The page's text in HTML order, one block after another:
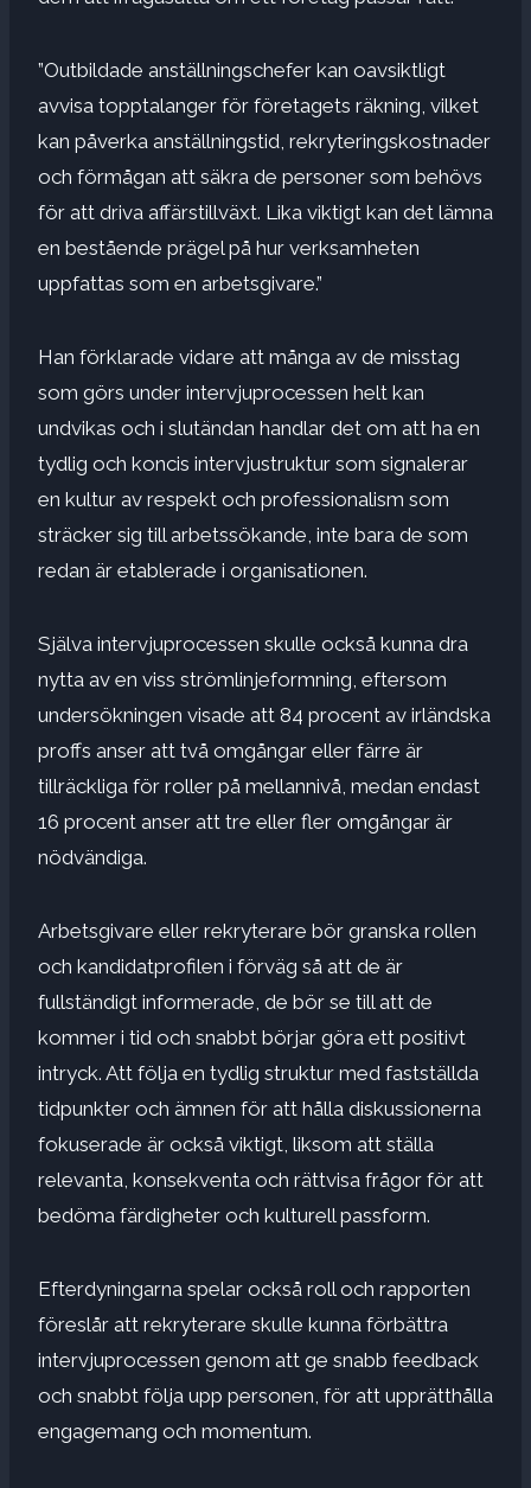
”Outbildade anställningschefer kan oavsiktligt
avvisa topptalanger för företagets räkning, vilket
kan påverka anställningstid, rekryteringskostnader
och förmågan att säkra de personer som behövs
för att driva affärstillväxt. Lika viktigt kan det lämna
en bestående prägel på hur verksamheten
uppfattas som en arbetsgivare.”
Han förklarade vidare att många av de misstag
som görs under intervjuprocessen helt kan
undvikas och i slutändan handlar det om att ha en
tydlig och koncis intervjustruktur som signalerar
en kultur av respekt och professionalism som
sträcker sig till arbetssökande, inte bara de som
redan är etablerade i organisationen.
Själva intervjuprocessen skulle också kunna dra
nytta av en viss strömlinjeformning, eftersom
undersökningen visade att 84 procent av irländska
proffs anser att två omgångar eller färre är
tillräckliga för roller på mellannivå, medan endast
16 procent anser att tre eller fler omgångar är
nödvändiga.
Arbetsgivare eller rekryterare bör granska rollen
och kandidatprofilen i förväg så att de är
fullständigt informerade, de bör se till att de
kommer i tid och snabbt börjar göra ett positivt
intryck. Att följa en tydlig struktur med fastställda
tidpunkter och ämnen för att hålla diskussionerna
fokuserade är också viktigt, liksom att ställa
relevanta, konsekventa och rättvisa frågor för att
bedöma färdigheter och kulturell passform.
Efterdyningarna spelar också roll och rapporten
föreslår att rekryterare skulle kunna förbättra
intervjuprocessen genom att ge snabb feedback
och snabbt följa upp personen, för att upprätthålla
engagemang och momentum.